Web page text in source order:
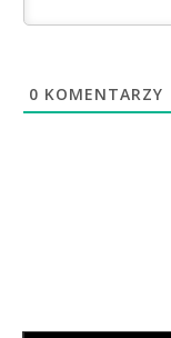
0 KOMENTARZY